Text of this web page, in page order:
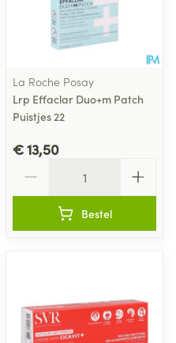
La Roche Posay
Lrp Effaclar Duo+m Patch
Puistjes 22
€ 13,50
Bestel